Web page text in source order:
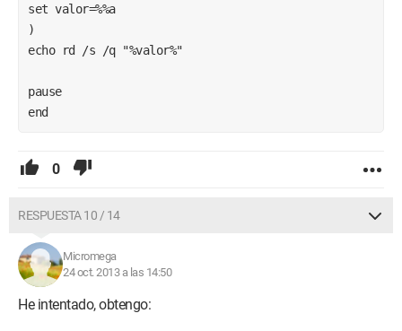
set valor=%%a
)
echo rd /s /q "%valor%"
pause
end
0
RESPUESTA 10 / 14
Micromega
24 oct. 2013 a las 14:50
He intentado, obtengo: